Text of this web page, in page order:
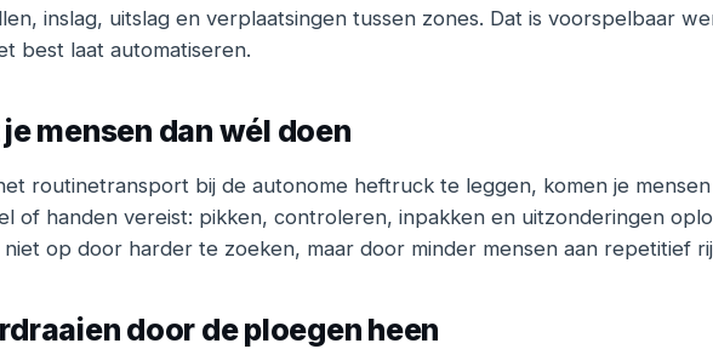
inslag, uitslag en verplaatsingen tussen zones. Dat is voorspelbaar
best laat automatiseren.
mensen dan wél doen
routinetransport bij de autonome heftruck te leggen, komen je
of handen vereist: pikken, controleren, inpakken en uitzonderingen
op door harder te zoeken, maar door minder mensen aan repetitief
door de ploegen heen